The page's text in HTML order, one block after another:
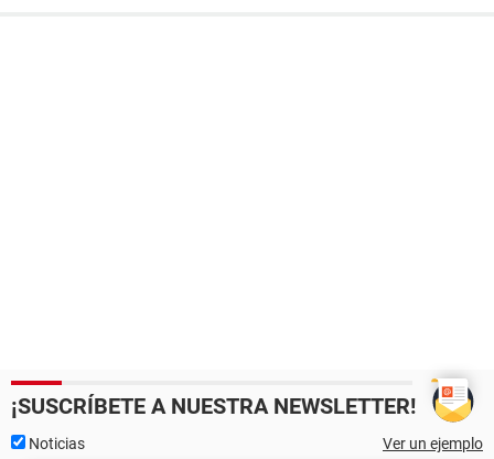
¡SUSCRÍBETE A NUESTRA NEWSLETTER!
Noticias Ver un ejemplo